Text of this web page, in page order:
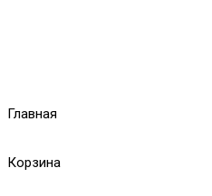
Главная
Корзина